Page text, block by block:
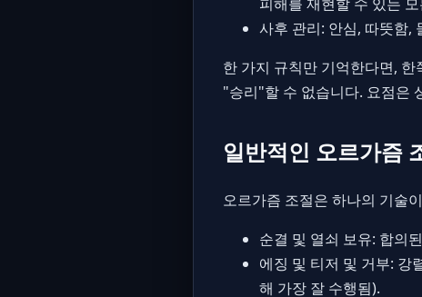
사후 관리: 안심, 따뜻함,
한 가지 규칙만 기억한다면,
"승리"할 수 없습니다. 요점은
일반적인 오르가즘
오르가즘 조절은 하나의 기술
순결 및 열쇠 보유: 합의
에징 및 티저 및 거부: 강
해 가장 잘 수행됨).